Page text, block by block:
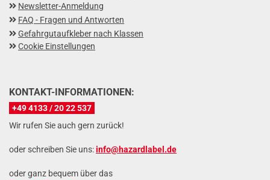
Newsletter-Anmeldung
FAQ - Fragen und Antworten
Gefahrgutaufkleber nach Klassen
Cookie Einstellungen
KONTAKT-INFORMATIONEN:
+49 4133 / 20 22 537
Wir rufen Sie auch gern zurück!
oder schreiben Sie uns:info@hazardlabel.de
oder ganz bequem über das